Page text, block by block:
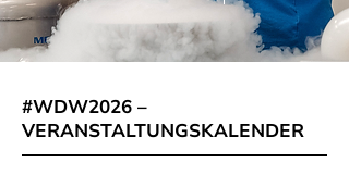
#WDW2026 –
VERANSTALTUNGSKALENDER